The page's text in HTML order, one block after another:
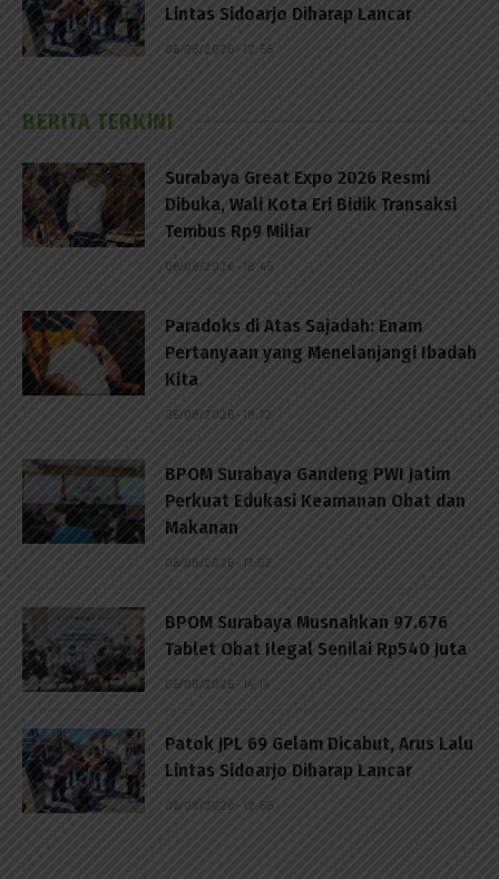
Lintas Sidoarjo Diharap Lancar
06/08/2026 - 12:55
BERITA TERKINI
Surabaya Great Expo 2026 Resmi
Dibuka, Wali Kota Eri Bidik Transaksi
Tembus Rp9 Miliar
06/08/2026 - 18:45
Paradoks di Atas Sajadah: Enam
Pertanyaan yang Menelanjangi Ibadah
Kita
06/08/2026 - 18:12
BPOM Surabaya Gandeng PWI Jatim
Perkuat Edukasi Keamanan Obat dan
Makanan
06/08/2026 - 17:52
BPOM Surabaya Musnahkan 97.676
Tablet Obat Ilegal Senilai Rp540 Juta
06/08/2026 - 14:14
Patok JPL 69 Gelam Dicabut, Arus Lalu
Lintas Sidoarjo Diharap Lancar
06/08/2026 - 12:55